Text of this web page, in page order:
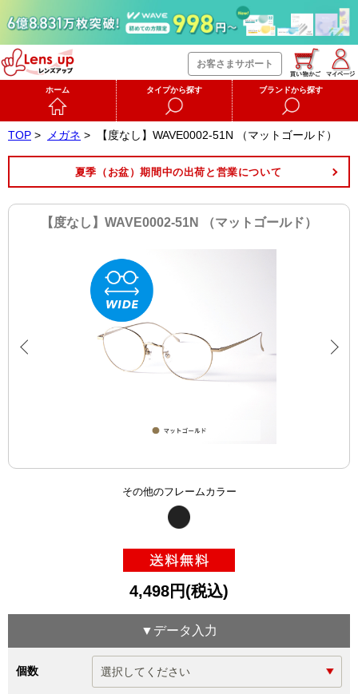
お客さまサポート
ホーム タイプから探す ブランドから探す
TOP > メガネ > 【度なし】WAVE0002-51N （マットゴールド）
夏季（お盆）期間中の出荷と営業について
【度なし】WAVE0002-51N （マットゴールド）
その他のフレームカラー
4,498円(税込)
▼データ入力
個数